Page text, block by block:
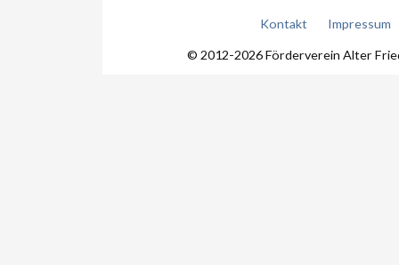
Kontakt Impressum
© 2012-2026 Förderverein Alter